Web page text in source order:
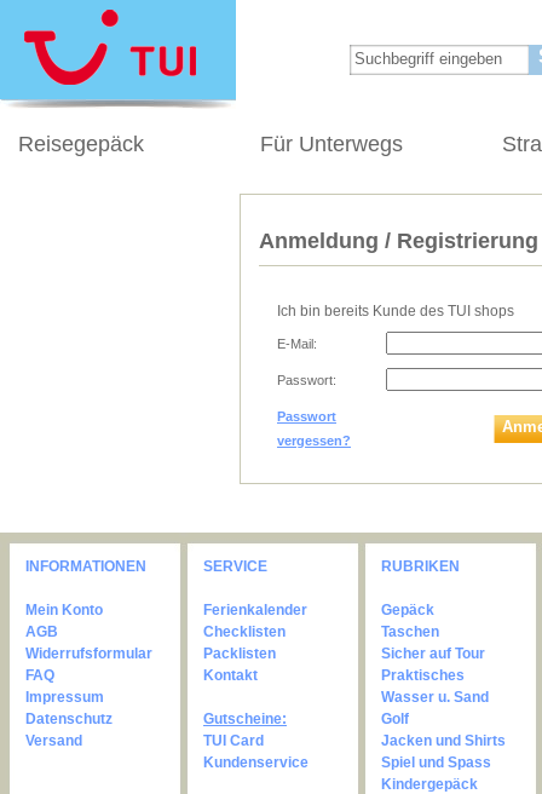
Reisegepäck Für Unterwegs
Anmeldung / Registrierung
Ich bin bereits Kunde des TUI shops
E-Mail:
Passwort:
Passwort
vergessen?
INFORMATIONEN
Mein Konto
AGB
Widerrufsformular
FAQ
Impressum
Datenschutz
Versand
SERVICE
Ferienkalender
Checklisten
Packlisten
Kontakt
Gutscheine:
TUI Card
Kundenservice
RUBRIKEN
Gepäck
Taschen
Sicher auf Tour
Praktisches
Wasser u. Sand
Golf
Jacken und Shirts
Spiel und Spass
Kindergepäck